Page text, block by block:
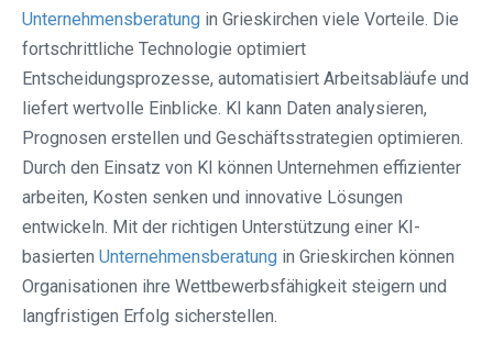
Unternehmensberatung in Grieskirchen viele Vorteile. Die
fortschrittliche Technologie optimiert
Entscheidungsprozesse, automatisiert Arbeitsabläufe und
liefert wertvolle Einblicke. KI kann Daten analysieren,
Prognosen erstellen und Geschäftsstrategien optimieren.
Durch den Einsatz von KI können Unternehmen effizienter
arbeiten, Kosten senken und innovative Lösungen
entwickeln. Mit der richtigen Unterstützung einer KI-
basierten Unternehmensberatung in Grieskirchen können
Organisationen ihre Wettbewerbsfähigkeit steigern und
langfristigen Erfolg sicherstellen.